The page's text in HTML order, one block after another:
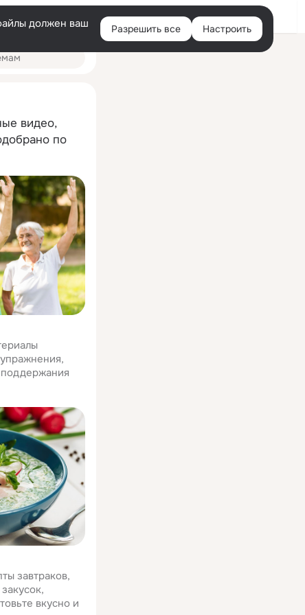
Войти
должен ваш
Разрешить все Настроить
видео,
по
завтраков,
вкусно и